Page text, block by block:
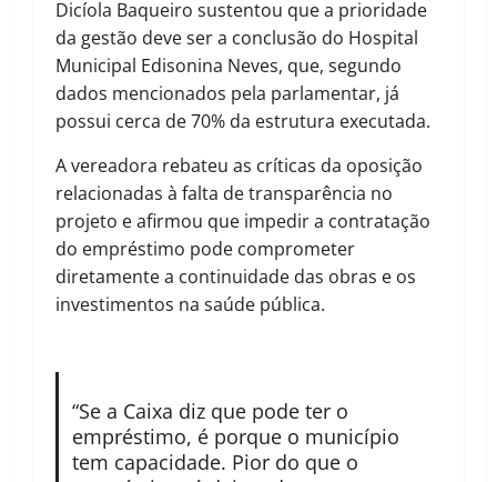
Dicíola Baqueiro sustentou que a prioridade
da gestão deve ser a conclusão do Hospital
Municipal Edisonina Neves, que, segundo
dados mencionados pela parlamentar, já
possui cerca de 70% da estrutura executada.
A vereadora rebateu as críticas da oposição
relacionadas à falta de transparência no
projeto e afirmou que impedir a contratação
do empréstimo pode comprometer
diretamente a continuidade das obras e os
investimentos na saúde pública.
“Se a Caixa diz que pode ter o
empréstimo, é porque o município
tem capacidade. Pior do que o